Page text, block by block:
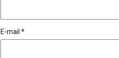
E-mail *